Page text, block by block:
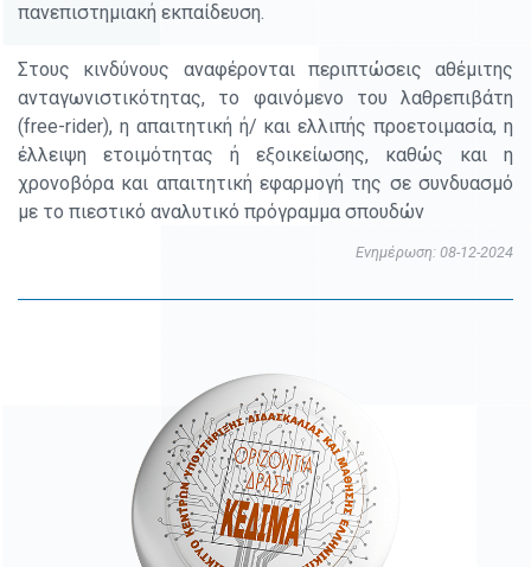
πανεπιστημιακή εκπαίδευση.
Στους κινδύνους αναφέρονται περιπτώσεις αθέμιτης
ανταγωνιστικότητας, το φαινόμενο του λαθρεπιβάτη
(free-rider), η απαιτητική ή/ και ελλιπής προετοιμασία, η
έλλειψη ετοιμότητας ή εξοικείωσης, καθώς και η
χρονοβόρα και απαιτητική εφαρμογή της σε συνδυασμό
με το πιεστικό αναλυτικό πρόγραμμα σπουδών
Ενημέρωση: 08-12-2024